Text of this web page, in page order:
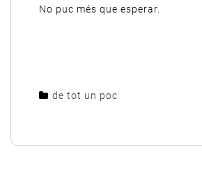
No puc més que esperar.
de tot un poc